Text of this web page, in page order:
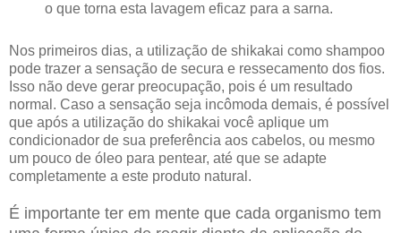
o que torna esta lavagem eficaz para a sarna.
Nos primeiros dias, a utilização de shikakai como shampoo
pode trazer a sensação de secura e ressecamento dos fios.
Isso não deve gerar preocupação, pois é um resultado
normal. Caso a sensação seja incômoda demais, é possível
que após a utilização do shikakai você aplique um
condicionador de sua preferência aos cabelos, ou mesmo
um pouco de óleo para pentear, até que se adapte
completamente a este produto natural.
É importante ter em mente que cada organismo tem